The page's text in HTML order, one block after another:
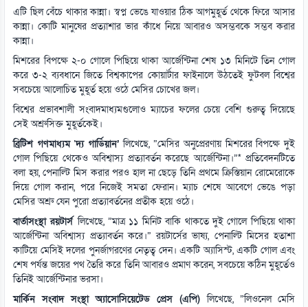
এটি ছিল বেঁচে থাকার কান্না। স্বপ্ন ভেঙে যাওয়ার ঠিক আগমুহূর্ত থেকে ফিরে আসার
কান্না। কোটি মানুষের প্রত্যাশার ভার কাঁধে নিয়ে আবারও অসম্ভবকে সম্ভব করার
কান্না।
মিশরের বিপক্ষে ২-০ গোলে পিছিয়ে থাকা আর্জেন্টিনা শেষ ১৩ মিনিটে তিন গোল
করে ৩-২ ব্যবধানে জিতে বিশ্বকাপের কোয়ার্টার ফাইনালে উঠতেই ফুটবল বিশ্বের
সবচেয়ে আলোচিত মুহূর্ত হয়ে ওঠে মেসির চোখের জল।
বিশ্বের প্রভাবশালী সংবাদমাধ্যমগুলোও ম্যাচের ফলের চেয়ে বেশি গুরুত্ব দিয়েছে
সেই অশ্রুসিক্ত মুহূর্তকেই।
ব্রিটিশ গণমাধ্যম‘দ্য গার্ডিয়ান’ লিখেছে, ”মেসির অনুপ্রেরণায় মিশরের বিপক্ষে দুই
গোল পিছিয়ে থেকেও অবিশ্বাস্য প্রত্যাবর্তন করেছে আর্জেন্টিনা।”* প্রতিবেদনটিতে
বলা হয়, পেনাল্টি মিস করার পরও হাল না ছেড়ে তিনি প্রথমে ক্রিস্তিয়ান রোমেরোকে
দিয়ে গোল করান, পরে নিজেই সমতা ফেরান। ম্যাচ শেষে আবেগে ভেঙে পড়া
মেসির অশ্রু যেন পুরো প্রত্যাবর্তনের প্রতীক হয়ে ওঠে।
বার্তাসংস্থা রয়টার্সলিখেছে, ”মাত্র ১১ মিনিট বাকি থাকতে দুই গোলে পিছিয়ে থাকা
আর্জেন্টিনা অবিশ্বাস্য প্রত্যাবর্তন করে।” রয়টার্সের ভাষ্য, পেনাল্টি মিসের হতাশা
কাটিয়ে মেসিই দলের পুনর্জাগরণের নেতৃত্ব দেন। একটি অ্যাসিস্ট, একটি গোল এবং
শেষ পর্যন্ত জয়ের পথ তৈরি করে তিনি আবারও প্রমাণ করেন, সবচেয়ে কঠিন মুহূর্তেও
তিনিই আর্জেন্টিনার ভরসা।
মার্কিন সংবাদ সংস্থা অ্যাসোসিয়েটেড প্রেস (এপি)লিখেছে, ”লিওনেল মেসি